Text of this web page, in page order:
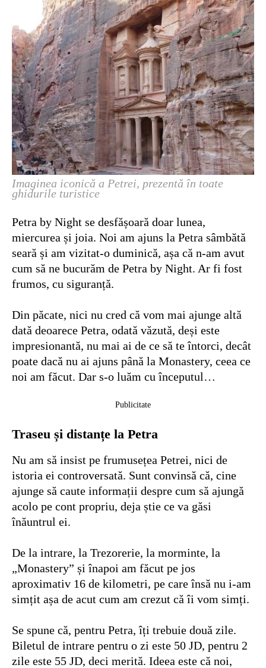
Imaginea iconică a Petrei, prezentă în toate
ghidurile turistice
Petra by Night se desfășoară doar lunea,
miercurea și joia. Noi am ajuns la Petra sâmbătă
seară și am vizitat-o duminică, așa că n-am avut
cum să ne bucurăm de Petra by Night. Ar fi fost
frumos, cu siguranță.
Din păcate, nici nu cred că vom mai ajunge altă
dată deoarece Petra, odată văzută, deși este
impresionantă, nu mai ai de ce să te întorci, decât
poate dacă nu ai ajuns până la Monastery, ceea ce
noi am făcut. Dar s-o luăm cu începutul…
Publicitate
Traseu și distanțe la Petra
Nu am să insist pe frumusețea Petrei, nici de
istoria ei controversată. Sunt convinsă că, cine
ajunge să caute informații despre cum să ajungă
acolo pe cont propriu, deja știe ce va găsi
înăuntrul ei.
De la intrare, la Trezorerie, la morminte, la
„Monastery” și înapoi am făcut pe jos
aproximativ 16 de kilometri, pe care însă nu i-am
simțit așa de acut cum am crezut că îi vom simți.
Se spune că, pentru Petra, îți trebuie două zile.
Biletul de intrare pentru o zi este 50 JD, pentru 2
zile este 55 JD, deci merită. Ideea este că noi,